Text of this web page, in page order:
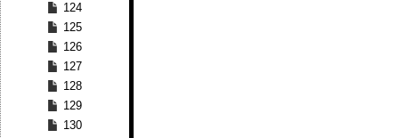
124
125
126
127
128
129
130